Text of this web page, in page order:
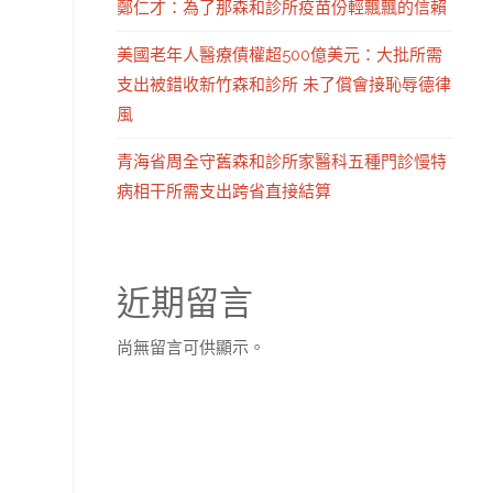
鄭仁才：為了那森和診所疫苗份輕飄飄的信賴
美國老年人醫療債權超500億美元：大批所需
支出被錯收新竹森和診所 未了償會接恥辱德律
風
青海省周全守舊森和診所家醫科五種門診慢特
病相干所需支出跨省直接結算
近期留言
尚無留言可供顯示。